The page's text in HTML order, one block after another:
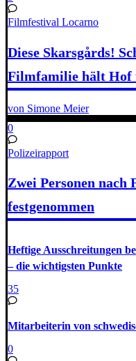
Filmfestival Locarno
Diese Skarsgårds!
Filmfamilie hält Hof
von Simone Meier
0
Polizeirapport
Zwei Personen nach
festgenommen
Heftige Ausschreitungen
– die wichtigsten Punkte
35
Mitarbeiterin von
0